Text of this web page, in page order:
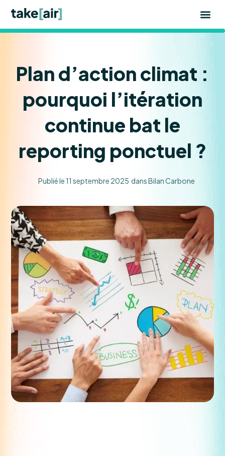
Plan d’action climat :
pourquoi l’itération
continue bat le
reporting ponctuel ?
Publié le11 septembre 2025 dansBilan Carbone